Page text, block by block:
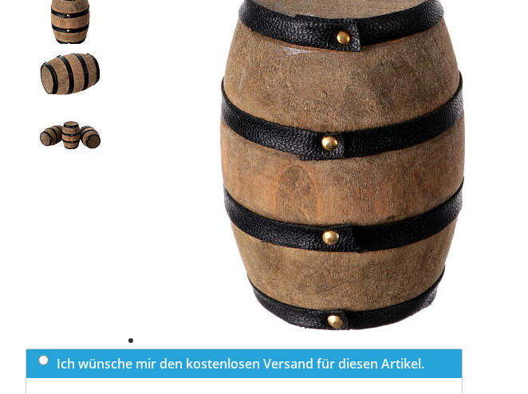
Ich wünsche mir den kostenlosen Versand für diesen Artikel.